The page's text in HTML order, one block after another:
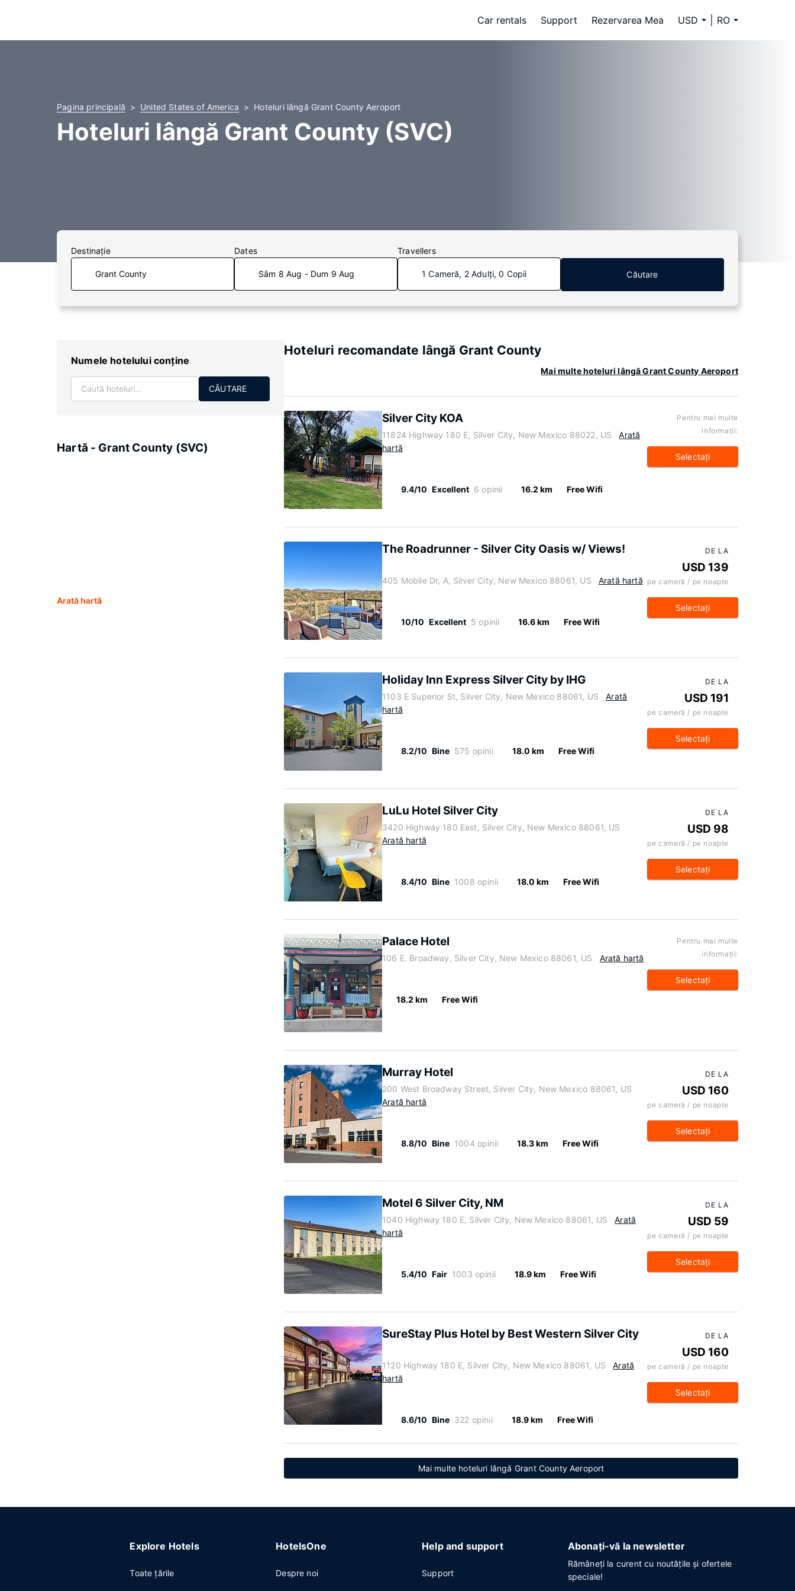
Car rentals Support Rezervarea Mea USD RO
Pagina principală United States of America Hoteluri lângă Grant County Aeroport
Hoteluri lângă Grant County (SVC)
Destinaţie Dates
Sâm 8 Aug - Dum 9 Aug
Travellers
1 Cameră, 2 Adulți, 0 Copii Căutare
Numele hotelului conţine
CĂUTARE
Hartă - Grant County (SVC)
Arată hartă
Hoteluri recomandate lângă Grant County
Mai multe hoteluri lângă Grant County Aeroport
Silver City KOA
11824 Highway 180 E, Silver City, New Mexico 88022, US
Arată
hartă
9.4/10 Excellent 6 opinii 16.2 km Free Wifi
Pentru mai multe
informaţii:
Selectaţi
The Roadrunner - Silver City Oasis w/ Views!
405 Mobile Dr, A, Silver City, New Mexico 88061, US Arată hartă
10/10 Excellent 5 opinii 16.6 km Free Wifi
DE LA
USD 139
pe cameră / pe noapte
Selectaţi
Holiday Inn Express Silver City by IHG
1103 E Superior St, Silver City, New Mexico 88061, US
Arată
hartă
8.2/10 Bine 575 opinii 18.0 km Free Wifi
DE LA
USD 191
pe cameră / pe noapte
Selectaţi
LuLu Hotel Silver City
3420 Highway 180 East, Silver City, New Mexico 88061, US
Arată hartă
8.4/10 Bine 1008 opinii 18.0 km Free Wifi
DE LA
USD 98
pe cameră / pe noapte
Selectaţi
Palace Hotel
106 E. Broadway, Silver City, New Mexico 88061, US Arată hartă
18.2 km Free Wifi
Pentru mai multe
informaţii:
Selectaţi
Murray Hotel
200 West Broadway Street, Silver City, New Mexico 88061, US
Arată hartă
8.8/10 Bine 1004 opinii 18.3 km Free Wifi
DE LA
USD 160
pe cameră / pe noapte
Selectaţi
Motel 6 Silver City, NM
1040 Highway 180 E, Silver City, New Mexico 88061, US
Arată
hartă
5.4/10 Fair 1003 opinii 18.9 km Free Wifi
DE LA
USD 59
pe cameră / pe noapte
Selectaţi
SureStay Plus Hotel by Best Western Silver City
1120 Highway 180 E, Silver City, New Mexico 88061, US
Arată
hartă
8.6/10 Bine 322 opinii 18.9 km Free Wifi
DE LA
USD 160
pe cameră / pe noapte
Selectaţi
Mai multe hoteluri lângă Grant County Aeroport
Explore Hotels
Toate ţările
HotelsOne
Despre noi
Help and support
Support
Abonați-vă la newsletter
Rămâneți la curent cu noutățile și ofertele
speciale!